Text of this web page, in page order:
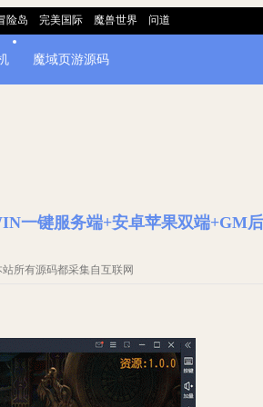
险岛 完美国际 魔兽世界 问道
魔域页游源码
一键服务端+安卓苹果双端+GM
有源码都采集自互联网